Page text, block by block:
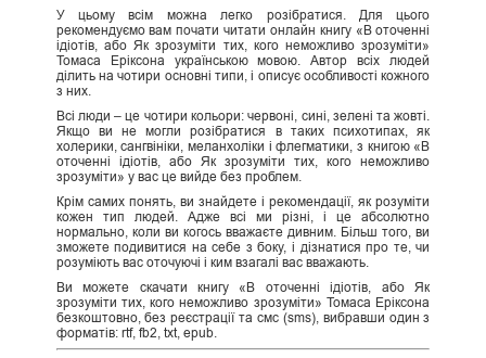
У цьому всім можна легко розібратися. Для цього
рекомендуємо вам почати читати онлайн книгу «В оточенні
ідіотів, або Як зрозуміти тих, кого неможливо зрозуміти»
Томаса Еріксона українською мовою. Автор всіх людей
ділить на чотири основні типи, і описує особливості кожного
з них.
Всі люди – це чотири кольори: червоні, сині, зелені та жовті.
Якщо ви не могли розібратися в таких психотипах, як
холерики, сангвініки, меланхоліки і флегматики, з книгою «В
оточенні ідіотів, або Як зрозуміти тих, кого неможливо
зрозуміти» у вас це вийде без проблем.
Крім самих понять, ви знайдете і рекомендації, як розуміти
кожен тип людей. Адже всі ми різні, і це абсолютно
нормально, коли ви когось вважаєте дивним. Більш того, ви
зможете подивитися на себе з боку, і дізнатися про те, чи
розуміють вас оточуючі і ким взагалі вас вважають.
Ви можете скачати книгу «В оточенні ідіотів, або Як
зрозуміти тих, кого неможливо зрозуміти» Томаса Еріксона
безкоштовно, без реєстрації та смс (sms), вибравши один з
форматів: rtf, fb2, txt, epub.